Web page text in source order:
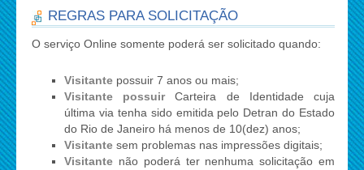
REGRAS PARA SOLICITAÇÃO
O serviço Online somente poderá ser solicitado quando:
Visitantepossuir 7 anos ou mais;
Visitante possuirCarteira de Identidade cuja
última via tenha sido emitida pelo Detran do Estado
do Rio de Janeiro há menos de 10(dez) anos;
Visitantesem problemas nas impressões digitais;
Visitantenão poderá ter nenhuma solicitação em